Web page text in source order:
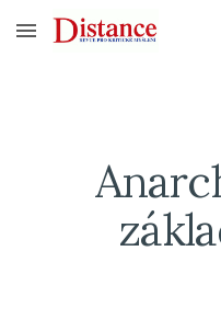
Skip to main content